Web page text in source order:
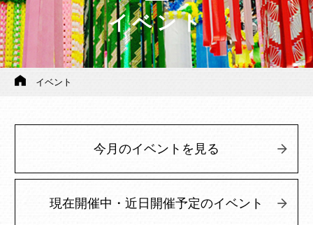
イベント
イベント
今月のイベントを見る
現在開催中・近日開催予定のイベント